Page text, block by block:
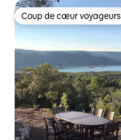
Coup de cœur voyageurs
Coup de cœur voyageurs